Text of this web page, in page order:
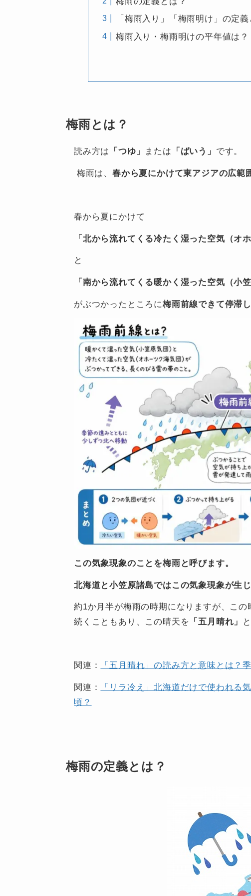
「梅雨入り」「梅雨明け」の定
梅雨入り・梅雨明けの平年値は？
梅雨とは？
読み方は 「つゆ」 または 「ばいう」 です。
梅雨は、 春から夏にかけて東アジアの広範
春から夏にかけて
「北から流れてくる冷たく湿った空気（オ
と
「南から流れてくる暖かく湿った空気（小
がぶつかったところに梅雨前線できて停滞
この気象現象のことを梅雨と呼びます。
北海道と小笠原諸島ではこの気象現象が生
約1か月半が梅雨の時期になりますが、こ
続くこともあり、この晴天を 「五月晴れ」
関連： 「五月晴れ」の読み方と意味とは？
関連：
「リラ冷え」北海道だけで使われる
頃？
梅雨の定義とは？